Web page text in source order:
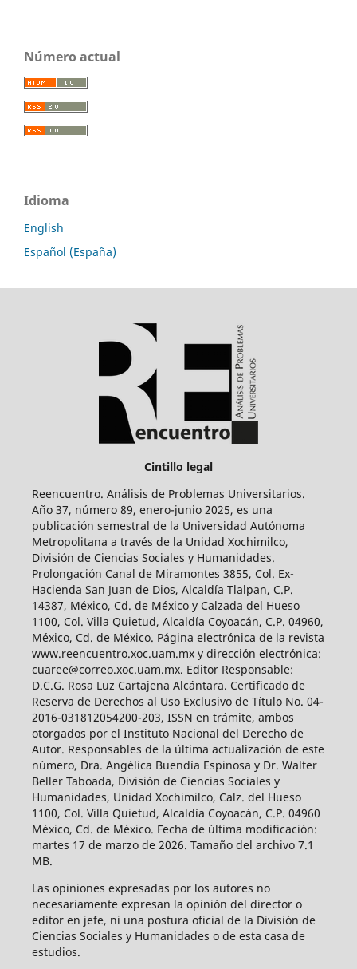
Número actual
Idioma
English
Español (España)
Cintillo legal
Reencuentro. Análisis de Problemas Universitarios.
Año 37, número 89, enero-junio 2025, es una
publicación semestral de la Universidad Autónoma
Metropolitana a través de la Unidad Xochimilco,
División de Ciencias Sociales y Humanidades.
Prolongación Canal de Miramontes 3855, Col. Ex-
Hacienda San Juan de Dios, Alcaldía Tlalpan, C.P.
14387, México, Cd. de México y Calzada del Hueso
1100, Col. Villa Quietud, Alcaldía Coyoacán, C.P. 04960,
México, Cd. de México. Página electrónica de la revista
www.reencuentro.xoc.uam.mx y dirección electrónica:
cuaree@correo.xoc.uam.mx. Editor Responsable:
D.C.G. Rosa Luz Cartajena Alcántara. Certificado de
Reserva de Derechos al Uso Exclusivo de Título No. 04-
2016-031812054200-203, ISSN en trámite, ambos
otorgados por el Instituto Nacional del Derecho de
Autor. Responsables de la última actualización de este
número, Dra. Angélica Buendía Espinosa y Dr. Walter
Beller Taboada, División de Ciencias Sociales y
Humanidades, Unidad Xochimilco, Calz. del Hueso
1100, Col. Villa Quietud, Alcaldía Coyoacán, C.P. 04960
México, Cd. de México. Fecha de última modificación:
martes 17 de marzo de 2026. Tamaño del archivo 7.1
MB.
Las opiniones expresadas por los autores no
necesariamente expresan la opinión del director o
editor en jefe, ni una postura oficial de la División de
Ciencias Sociales y Humanidades o de esta casa de
estudios.